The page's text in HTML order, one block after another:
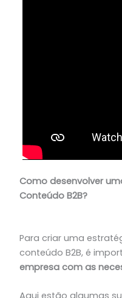
Como desenvolver
Conteúdo B2B?
Para criar uma
conteúdo B2B, é
empresa com as